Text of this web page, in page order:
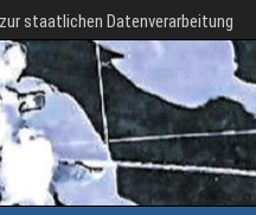
staatlichen Datenverarbeitung